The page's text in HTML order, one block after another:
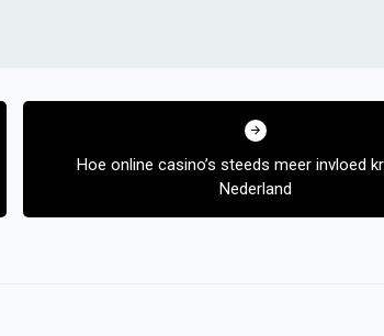
Hoe online casino’s steeds meer invloed
Nederland